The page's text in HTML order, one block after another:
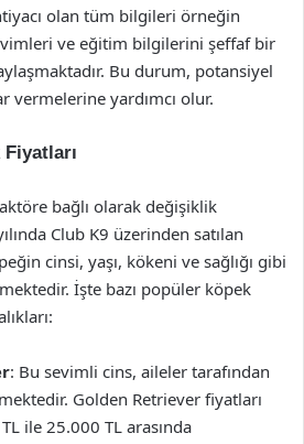
olan tüm bilgileri örneğin
ve eğitim bilgilerini şeffaf bir
Bu durum, potansiyel
vermelerine yardımcı olur.
Fiyatları
bağlı olarak değişiklik
Club K9 üzerinden satılan
cinsi, yaşı, kökeni ve sağlığı gibi
İşte bazı popüler köpek
: Bu sevimli cins, aileler tarafından
Golden Retriever fiyatları
ile 25.000 TL arasında